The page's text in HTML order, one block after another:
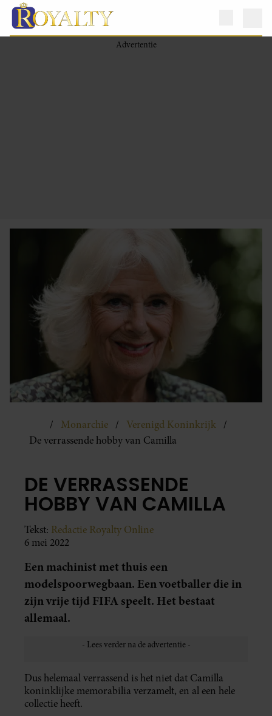
Monarchie
Verenigd Koninkrijk
De verrassende hobby van Camilla
DE VERRASSENDE
HOBBY VAN CAMILLA
Tekst: Redactie Royalty Online
6 mei 2022
Een machinist met thuis een
modelspoorwegbaan. Een voetballer die in
zijn vrije tijd FIFA speelt. Het bestaat
allemaal.
Dus helemaal verrassend is het niet dat Camilla
koninklijke memorabilia verzamelt, en al een hele
collectie heeft.